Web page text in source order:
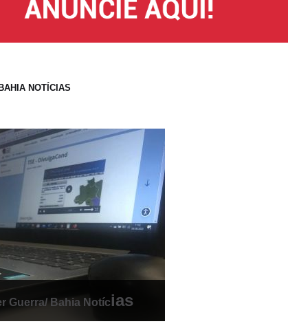
BAHIA NOTÍCIAS
Guerra/ Bahia Notícias